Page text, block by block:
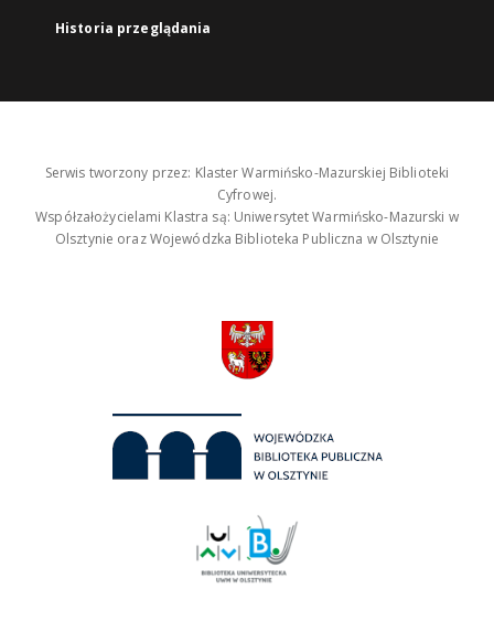
Historia przeglądania
Serwis tworzony przez: Klaster Warmińsko-Mazurskiej Biblioteki
Cyfrowej.
Współzałożycielami Klastra są: Uniwersytet Warmińsko-Mazurski w
Olsztynie oraz Wojewódzka Biblioteka Publiczna w Olsztynie